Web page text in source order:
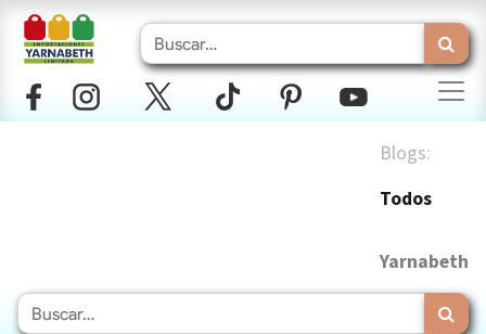
Blogs:
Todos
Yarnabeth